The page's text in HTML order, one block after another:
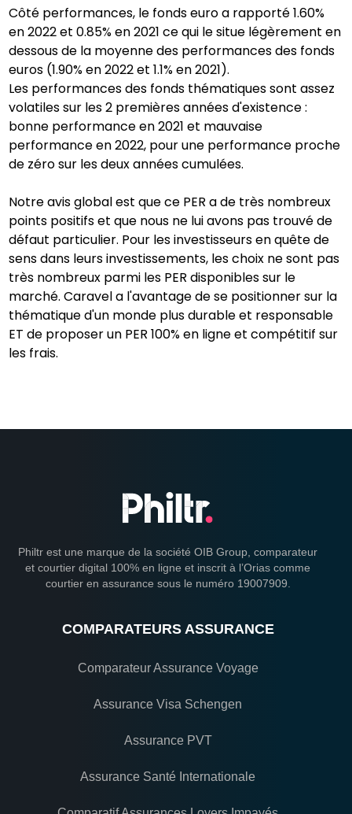
Côté performances, le fonds euro a rapporté 1.60%
en 2022 et 0.85% en 2021 ce qui le situe légèrement en
dessous de la moyenne des performances des fonds
euros (1.90% en 2022 et 1.1% en 2021).
Les performances des fonds thématiques sont assez
volatiles sur les 2 premières années d'existence :
bonne performance en 2021 et mauvaise
performance en 2022, pour une performance proche
de zéro sur les deux années cumulées.
Notre avis global est que ce PER a de très nombreux
points positifs et que nous ne lui avons pas trouvé de
défaut particulier. Pour les investisseurs en quête de
sens dans leurs investissements, les choix ne sont pas
très nombreux parmi les PER disponibles sur le
marché. Caravel a l'avantage de se positionner sur la
thématique d'un monde plus durable et responsable
ET de proposer un PER 100% en ligne et compétitif sur
les frais.
Philtr est une marque de la société OIB Group, comparateur
et courtier digital 100% en ligne et inscrit à l’Orias comme
courtier en assurance sous le numéro 19007909.
COMPARATEURS ASSURANCE
Comparateur Assurance Voyage
Assurance Visa Schengen
Assurance PVT
Assurance Santé Internationale